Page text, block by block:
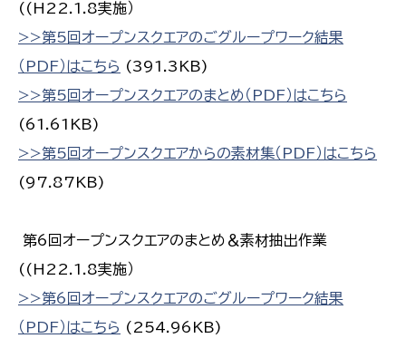
((H22.1.8実施）
>>第5回オープンスクエアのごグループワーク結果
（PDF）はこちら (391.3KB)
>>第5回オープンスクエアのまとめ（PDF）はこちら
(61.61KB)
>>第5回オープンスクエアからの素材集（PDF）はこちら
(97.87KB)
第6回オープンスクエアのまとめ＆素材抽出作業
((H22.1.8実施）
>>第6回オープンスクエアのごグループワーク結果
（PDF）はこちら (254.96KB)